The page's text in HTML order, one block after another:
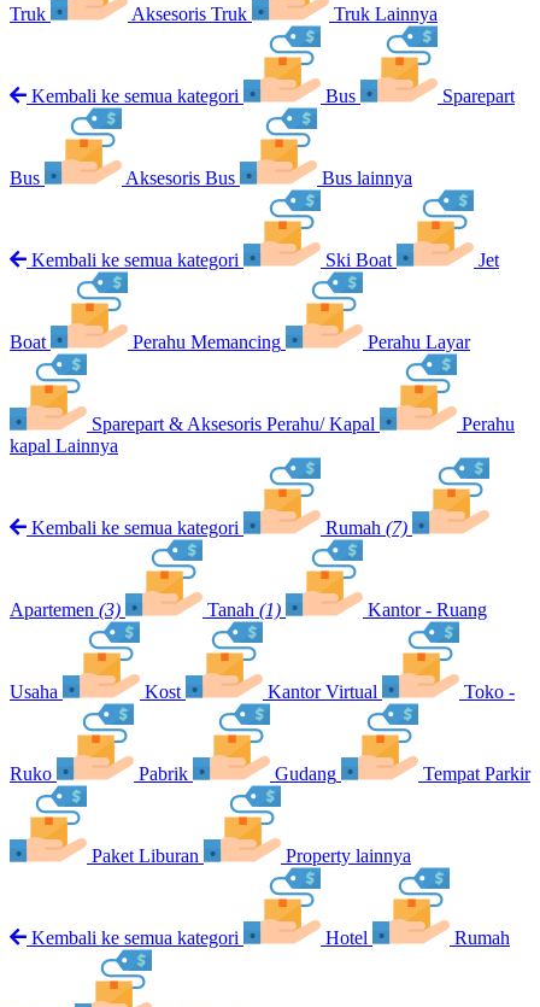
Truk Aksesoris Truk Truk Lainnya
Kembali ke semua kategori Bus Sparepart
Bus Aksesoris Bus Bus lainnya
Kembali ke semua kategori Ski Boat Jet
Boat Perahu Memancing Perahu Layar
Sparepart & Aksesoris Perahu/ Kapal
Perahu
kapal Lainnya
Kembali ke semua kategori Rumah (7)
Apartemen (3) Tanah (1) Kantor - Ruang
Usaha Kost Kantor Virtual Toko -
Ruko Pabrik Gudang Tempat Parkir
Paket Liburan Property lainnya
Kembali ke semua kategori Hotel Rumah